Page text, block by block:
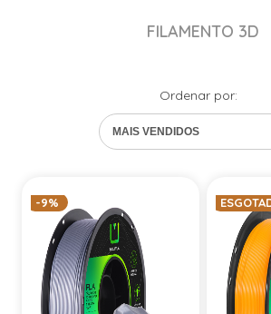
FILAMENTO 3D
Ordenar por:
-9%